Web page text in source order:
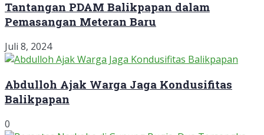
Tantangan PDAM Balikpapan dalam
Pemasangan Meteran Baru
Juli 8, 2024
Abdulloh Ajak Warga Jaga Kondusifitas
Balikpapan
0